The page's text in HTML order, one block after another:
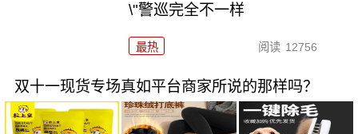
\"警巡完全不一样
最热 阅读 12756
双十一现货专场真如平台商家所说的那样吗？